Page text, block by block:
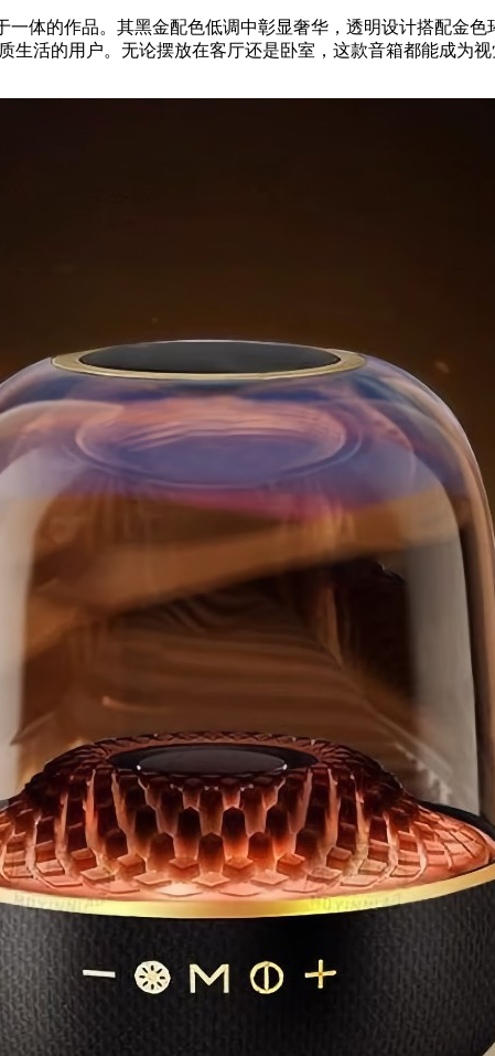
体的作品。其黑金配色低调中彰显奢华，透明设计搭配金
活的用户。无论摆放在客厅还是卧室，这款音箱都能成为视